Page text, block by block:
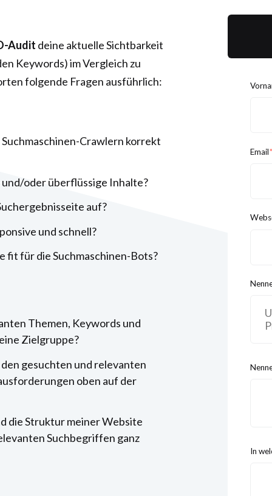
Audit deine aktuelle Sichtbarkeit
Keywords) im Vergleich zu
folgende Fragen ausführlich:
Crawlern korrekt
oder überflüssige Inhalte?
auf?
und schnell?
fit für die Suchmaschinen-Bots?
Themen, Keywords und
Zielgruppe?
gesuchten und relevanten
oben auf der
die Struktur meiner Website
Suchbegriffen ganz
Email*
In